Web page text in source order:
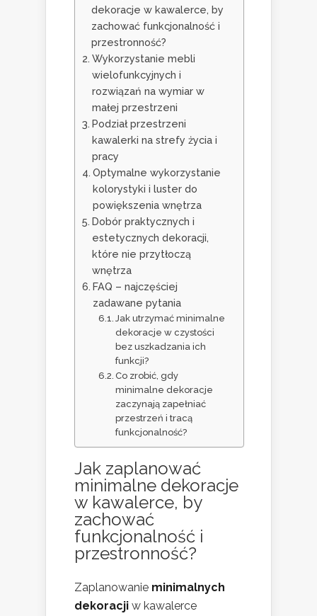
dekoracje w kawalerce, by
zachować funkcjonalność i
przestronność?
Wykorzystanie mebli
wielofunkcyjnych i
rozwiązań na wymiar w
małej przestrzeni
Podział przestrzeni
kawalerki na strefy życia i
pracy
Optymalne wykorzystanie
kolorystyki i luster do
powiększenia wnętrza
Dobór praktycznych i
estetycznych dekoracji,
które nie przytłoczą
wnętrza
FAQ – najczęściej
zadawane pytania
Jak utrzymać minimalne
dekoracje w czystości
bez uszkadzania ich
funkcji?
Co zrobić, gdy
minimalne dekoracje
zaczynają zapełniać
przestrzeń i tracą
funkcjonalność?
Jak zaplanować
minimalne dekoracje
w kawalerce, by
zachować
funkcjonalność i
przestronność?
Zaplanowanie minimalnych
dekoracji w kawalerce